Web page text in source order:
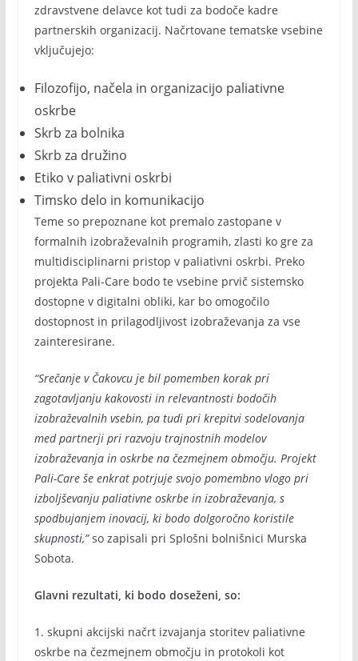
zdravstvene delavce kot tudi za bodoče kadre
partnerskih organizacij. Načrtovane tematske vsebine
vključujejo:
Filozofijo, načela in organizacijo paliativne
oskrbe
Skrb za bolnika
Skrb za družino
Etiko v paliativni oskrbi
Timsko delo in komunikacijo
Teme so prepoznane kot premalo zastopane v
formalnih izobraževalnih programih, zlasti ko gre za
multidisciplinarni pristop v paliativni oskrbi. Preko
projekta Pali-Care bodo te vsebine prvič sistemsko
dostopne v digitalni obliki, kar bo omogočilo
dostopnost in prilagodljivost izobraževanja za vse
zainteresirane.
“Srečanje v Čakovcu je bil pomemben korak pri
zagotavljanju kakovosti in relevantnosti bodočih
izobraževalnih vsebin, pa tudi pri krepitvi sodelovanja
med partnerji pri razvoju trajnostnih modelov
izobraževanja in oskrbe na čezmejnem območju. Projekt
Pali-Care še enkrat potrjuje svojo pomembno vlogo pri
izboljševanju paliativne oskrbe in izobraževanja, s
spodbujanjem inovacij, ki bodo dolgoročno koristile
skupnosti,”so zapisali pri Splošni bolnišnici Murska
Sobota.
Glavni rezultati, ki bodo doseženi, so:
1. skupni akcijski načrt izvajanja storitev paliativne
oskrbe na čezmejnem območju in protokoli kot